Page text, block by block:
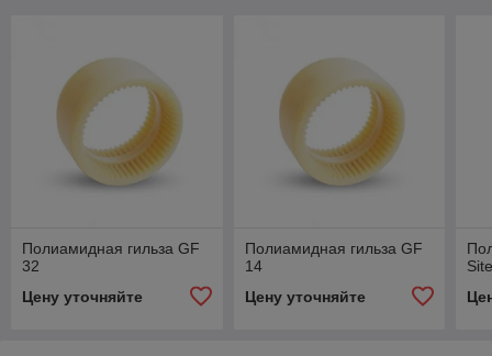
Полиамидная гильза GF
32
Цену уточняйте
Полиамидная гильза GF
14
Цену уточняйте